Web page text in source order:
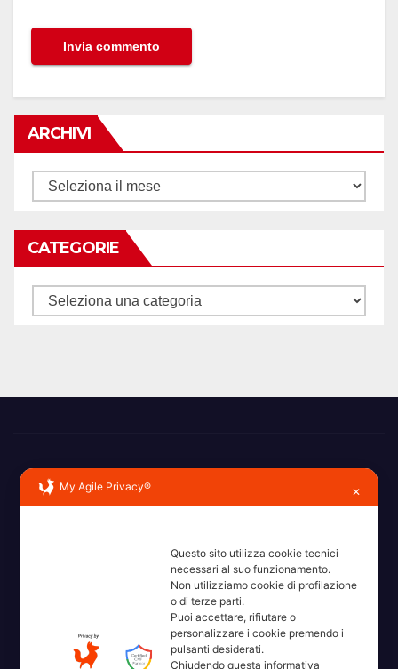
ARCHIVI
Archivi
CATEGORIE
Categorie
Erba, Brianza, Lario: raccontate con la serietà di chi non
ricorda la domanda.
My Agile Privacy® ✕
Questo sito utilizza cookie tecnici
necessari al suo funzionamento.
Non utilizziamo cookie di profilazione
o di terze parti.
Puoi accettare, rifiutare o
personalizzare i cookie premendo i
pulsanti desiderati.
Chiudendo questa informativa